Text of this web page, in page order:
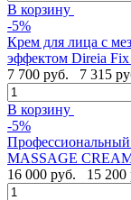
В корзину
-5%
Крем для лица с
эффектом Direia
7 700 руб.
7 315
В корзину
-5%
MASSAGE
16 000 руб.
15 200